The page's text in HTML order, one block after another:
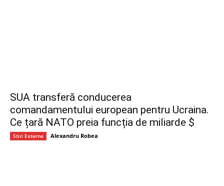
SUA transferă conducerea
comandamentului european pentru Ucraina.
Ce țară NATO preia funcția de miliarde $
Stiri Externe Alexandru Robea